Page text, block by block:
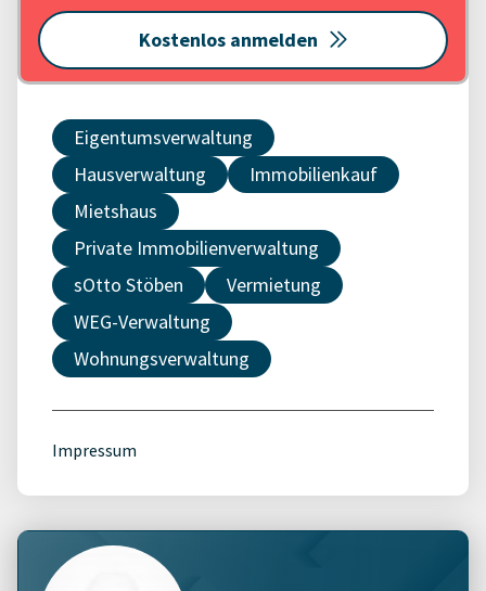
Kostenlos anmelden
Eigentumsverwaltung
Hausverwaltung
Immobilienkauf
Mietshaus
Private Immobilienverwaltung
sOtto Stöben
Vermietung
WEG-Verwaltung
Wohnungsverwaltung
Impressum